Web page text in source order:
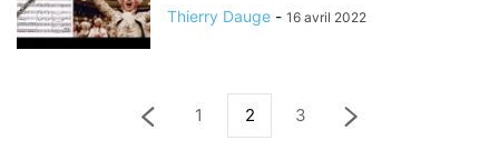
Thierry Dauge - 16 avril 2022
1 2 3